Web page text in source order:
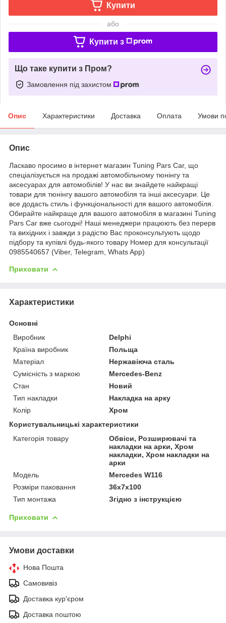
Купити
або
Купити з
Що таке купити з Пром?
Замовлення під захистом
Опис Характеристики Доставка Оплата Умови
Опис
Ласкаво просимо в інтернет магазин Tuning Pars Car, що
спеціалізується на продажі автомобільному тюнінгу та
аксесуарах для автомобілів! У нас ви знайдете найкращі
товари для тюнінгу вашого автомобіля та інші аксесуари. Це
все додасть стиль і функціональності для вашого автомобіля.
Обирайте найкраще для вашого автомобіля в магазині Tuning
Pars Car вже сьогодні! Наші менеджери працюють без перерв
та вихідних і завжди з радістю Вас проконсультують щодо
підбору та купівлі будь-якого товару Номер для консультації
0985540657 (Viber, Telegram, Whats App)
Приховати
Характеристики
Основні
Виробник
Delphi
Країна виробник
Польща
Матеріал
Нержавіюча сталь
Сумісність з маркою
Mercedes-Benz
Стан
Новий
Тип накладки
Накладка на арку
Колір
Хром
Користувальницькі характеристики
Категорія товару
Обвіси, Розширювачі та
накладки на арки, Хром
накладки, Хром накладки на
арки
Мoдель
Mercedes W116
Розміри паковання
36x7x100
Тип монтажа
Згідно з інструкцією
Приховати
Умови доставки
Нова Пошта
Самовивіз
Доставка кур'єром
Доставка поштою